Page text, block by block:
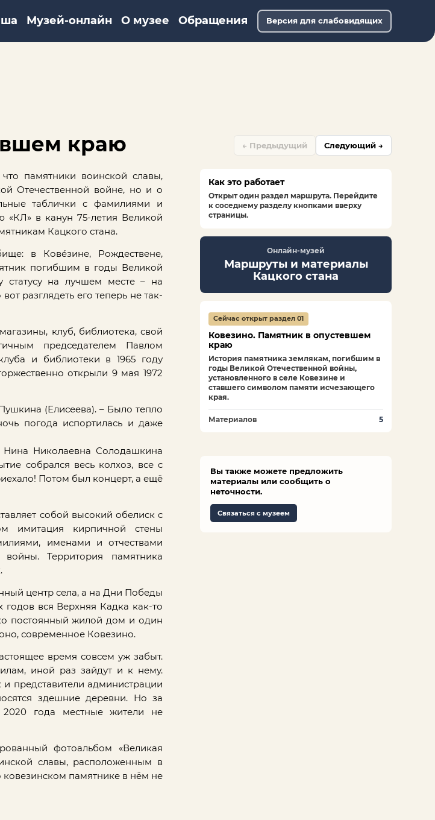
Музей-онлайн О музее Обращения Версия для слабовидящих
краю ← Предыдущий Следующий →
памятники воинской славы,
Отечественной войне, но и о
таблички с фамилиями и
в канун 75-летия Великой
Кацкого стана.
в Ковéзине, Рождествене,
погибшим в годы Великой
статусу на лучшем месте – на
разглядеть его теперь не так-
клуб, библиотека, свой
председателем Павлом
и библиотеки в 1965 году
открыли 9 мая 1972
(Елисеева). – Было тепло
погода испортилась и даже
Николаевна Солодашкина
собрался весь колхоз, все с
Потом был концерт, а ещё
собой высокий обелиск с
имитация кирпичной стены
именами и отчествами
Территория памятника
центр села, а на Дни Победы
вся Верхняя Кадка как-то
постоянный жилой дом и один
современное Ковезино.
время совсем уж забыт.
иной раз зайдут и к нему.
представители администрации
здешние деревни. Но за
года местные жители не
фотоальбом «Великая
славы, расположенным в
ковезинском памятнике в нём не
Как это работает
Открыт один раздел маршрута. Перейдите
к соседнему разделу кнопками вверху
страницы.
Онлайн-музей
Маршруты и материалы
Кацкого стана
Сейчас открыт раздел 01
Ковезино. Памятник в опустевшем
краю
История памятника землякам, погибшим в
годы Великой Отечественной войны,
установленного в селе Ковезине и
ставшего символом памяти исчезающего
края.
Материалов 5
Вы также можете предложить
материалы или сообщить о
неточности.
Связаться с музеем